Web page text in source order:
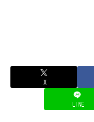
X
LINE